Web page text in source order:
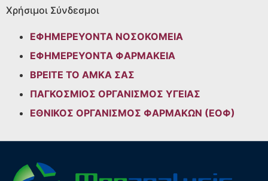
Χρήσιμοι Σύνδεσμοι
ΕΦΗΜΕΡΕΥΟΝΤΑ ΝΟΣΟΚΟΜΕΙΑ
ΕΦΗΜΕΡΕΥΟΝΤΑ ΦΑΡΜΑΚΕΙΑ
ΒΡΕΙΤΕ ΤΟ ΑΜΚΑ ΣΑΣ
ΠΑΓΚΟΣΜΙΟΣ ΟΡΓΑΝΙΣΜΟΣ ΥΓΕΙΑΣ
ΕΘΝΙΚΟΣ ΟΡΓΑΝΙΣΜΟΣ ΦΑΡΜΑΚΩΝ (ΕΟΦ)